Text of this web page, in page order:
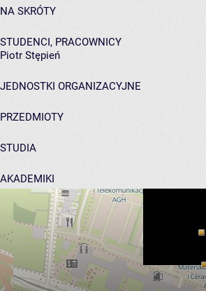
NA SKRÓTY
STUDENCI, PRACOWNICY
Piotr Stępień
JEDNOSTKI ORGANIZACYJNE
PRZEDMIOTY
STUDIA
AKADEMIKI
POMOC